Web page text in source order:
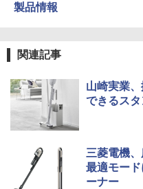
製品情報
関連記事
山崎実業
できるスタ
三菱電機
最適モー
ーナー